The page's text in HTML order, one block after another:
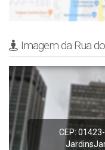
Imagem da Rua
CEP:
Jardins